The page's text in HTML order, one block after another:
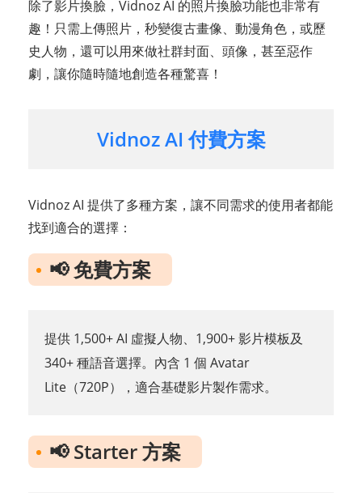
除了影片換臉，Vidnoz AI 的照片換臉功能也非常有
趣！只需上傳照片，秒變復古畫像、動漫角色，或歷
史人物，還可以用來做社群封面、頭像，甚至惡作
劇，讓你隨時隨地創造各種驚喜！
Vidnoz AI 付費方案
Vidnoz AI 提供了多種方案，讓不同需求的使用者都能
找到適合的選擇：
📢 免費方案
提供 1,500+ AI 虛擬人物、1,900+ 影片模板及
340+ 種語音選擇。內含 1 個 Avatar
Lite（720P），適合基礎影片製作需求。
📢 Starter 方案